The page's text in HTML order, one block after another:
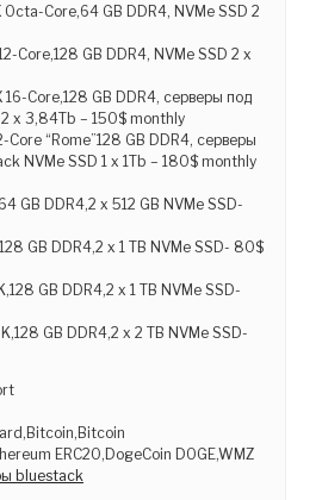
Core,64 GB DDR4, NVMe SSD 2
Core,128 GB DDR4, NVMe SSD 2 x
Core,128 GB DDR4, серверы под
2 x 3,84Tb – 150$ monthly
“Rome”128 GB DDR4, серверы
NVMe SSD 1 x 1Tb – 180$ monthly
GB DDR4,2 x 512 GB NVMe SSD-
GB DDR4,2 x 1 TB NVMe SSD- 80$
GB DDR4,2 x 1 TB NVMe SSD-
GB DDR4,2 x 2 TB NVMe SSD-
ERC20,DogeCoin DOGE,WMZ
bluestack